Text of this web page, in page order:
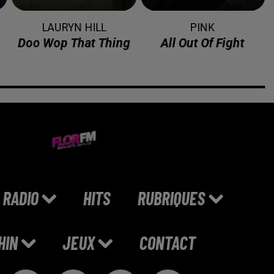
LAURYN HILL
Doo Wop That Thing
PINK
All Out Of Fight
RADIO HITS RUBRIQUES
JEUX CONTACT